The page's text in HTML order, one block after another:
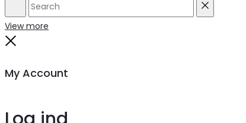
Search
View more
My Account